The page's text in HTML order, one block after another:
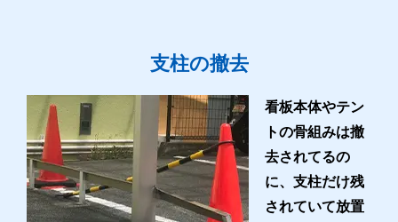
支柱の撤去
看板本体やテン
トの骨組みは撤
去されてるの
に、支柱だけ残
されていて放置